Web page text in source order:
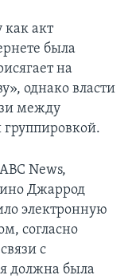
как акт
была
на
однако власти
между
News,
Джаррод
электронную
согласно
с
должна была